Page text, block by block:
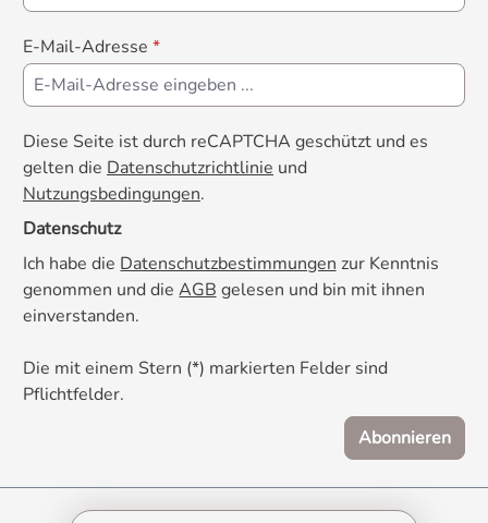
beruhigende Peptid Casozepin gebildet
wird. √ Inositol ist eine Vitamin-ähnliche
Verbindung und nimmt im Organismus die
Rolle eines für die Psyche wichtigen
einem solchen Ereignis gegeben stellt
CaniMove relax eine große Hilfe dar und
sorgt für weniger Stress bei Mensch und
Tier.
E-Mail-Adresse *
Diese Seite ist durch reCAPTCHA geschützt und es
gelten die Datenschutzrichtlinie und
Nutzungsbedingungen.
Datenschutz
Ich habe die Datenschutzbestimmungen zur Kenntnis
genommen und die AGB gelesen und bin mit ihnen
einverstanden.
Die mit einem Stern (*) markierten Felder sind
Pflichtfelder.
Abonnieren